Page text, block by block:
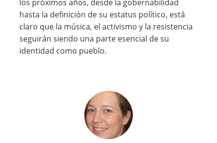
los próximos años, desde la gobernabilidad
hasta la definición de su estatus político, está
claro que la música, el activismo y la resistencia
seguirán siendo una parte esencial de su
identidad como pueblo.